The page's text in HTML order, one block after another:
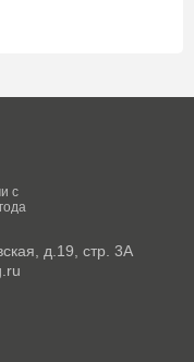
с
д.19, стр. 3А